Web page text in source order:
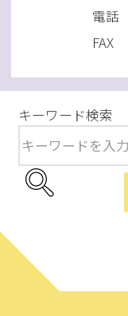
電話
FAX
キーワード検索